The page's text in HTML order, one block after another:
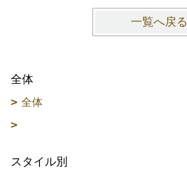
一覧へ戻る
全体
全体
スタイル別